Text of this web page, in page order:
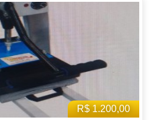
R$ 1.200,00